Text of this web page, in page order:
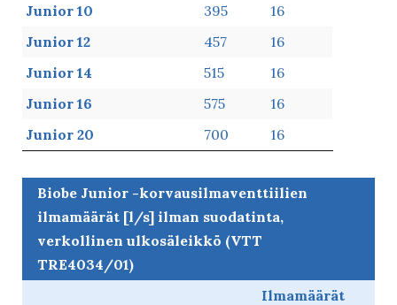
Junior 10
395
16
Junior 12
457
16
Junior 14
515
16
Junior 16
575
16
Junior 20
700 16
Biobe Junior -korvausilmaventtiilien
ilmamäärät [l/s] ilman suodatinta,
verkollinen ulkosäleikkö (VTT
TRE4034/01)
Ilmamäärät